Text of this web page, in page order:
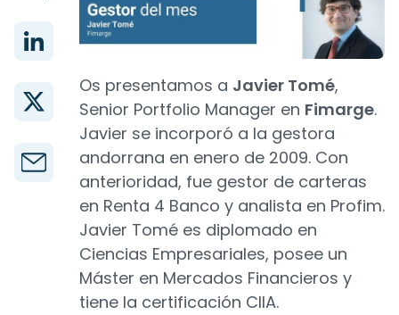
Os presentamos a Javier Tomé,
Senior Portfolio Manager en Fimarge.
Javier se incorporó a la gestora
andorrana en enero de 2009. Con
anterioridad, fue gestor de carteras
en Renta 4 Banco y analista en Profim.
Javier Tomé es diplomado en
Ciencias Empresariales, posee un
Máster en Mercados Financieros y
tiene la certificación CIIA.